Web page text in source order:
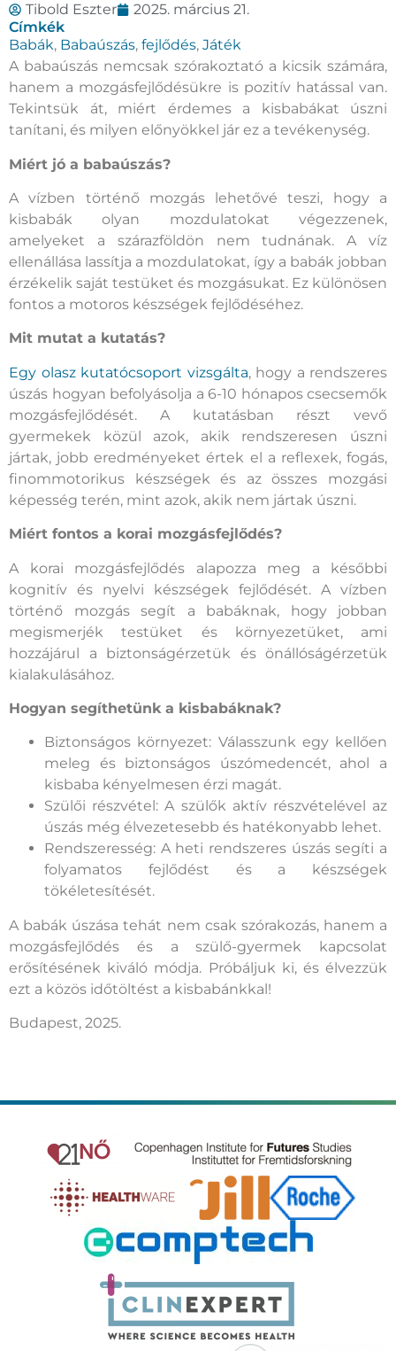
Tibold Eszter
2025. március 21.
Címkék
Babák, Babaúszás, fejlődés, Játék
A babaúszás nemcsak szórakoztató a kicsik számára,
hanem a mozgásfejlődésükre is pozitív hatással van.
Tekintsük át, miért érdemes a kisbabákat úszni
tanítani, és milyen előnyökkel jár ez a tevékenység.
Miért jó a babaúszás?
A vízben történő mozgás lehetővé teszi, hogy a
kisbabák olyan mozdulatokat végezzenek,
amelyeket a szárazföldön nem tudnának. A víz
ellenállása lassítja a mozdulatokat, így a babák jobban
érzékelik saját testüket és mozgásukat. Ez különösen
fontos a motoros készségek fejlődéséhez.
Mit mutat a kutatás?
Egy olasz kutatócsoport vizsgálta, hogy a rendszeres
úszás hogyan befolyásolja a 6-10 hónapos csecsemők
mozgásfejlődését. A kutatásban részt vevő
gyermekek közül azok, akik rendszeresen úszni
jártak, jobb eredményeket értek el a reflexek, fogás,
finommotorikus készségek és az összes mozgási
képesség terén, mint azok, akik nem jártak úszni.
Miért fontos a korai mozgásfejlődés?
A korai mozgásfejlődés alapozza meg a későbbi
kognitív és nyelvi készségek fejlődését. A vízben
történő mozgás segít a babáknak, hogy jobban
megismerjék testüket és környezetüket, ami
hozzájárul a biztonságérzetük és önállóságérzetük
kialakulásához.
Hogyan segíthetünk a kisbabáknak?
Biztonságos környezet: Válasszunk egy kellően
meleg és biztonságos úszómedencét, ahol a
kisbaba kényelmesen érzi magát.
Szülői részvétel: A szülők aktív részvételével az
úszás még élvezetesebb és hatékonyabb lehet.
Rendszeresség: A heti rendszeres úszás segíti a
folyamatos fejlődést és a készségek
tökéletesítését.
A babák úszása tehát nem csak szórakozás, hanem a
mozgásfejlődés és a szülő-gyermek kapcsolat
erősítésének kiváló módja. Próbáljuk ki, és élvezzük
ezt a közös időtöltést a kisbabánkkal!
Budapest, 2025.